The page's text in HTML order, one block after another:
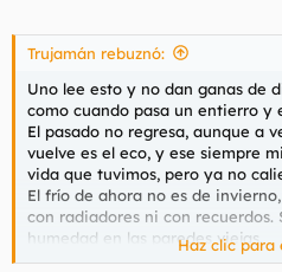
de la tumba, fría y húmeda. No
voluntades que os pongan una
Y eso de Las Bahamas, ¿qué es,
Trujamán rebuznó:
Uno lee esto y no dan ganas de
como cuando pasa un entierro y
El pasado no regresa, aunque a
vuelve es el eco, y ese siempre
vida que tuvimos, pero ya no
El frío de ahora no es de
con radiadores ni con recuerdos.
humedad en las paredes viejas.
Y sí, quizá no extrañamos a
Haz clic para